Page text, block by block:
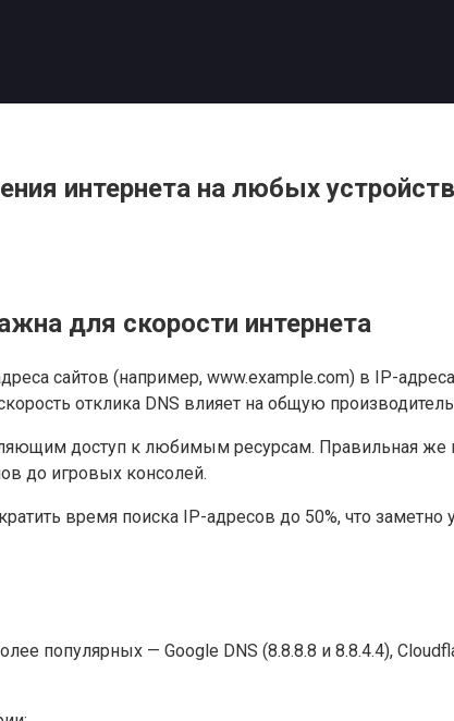
интернета на любых устройств
для скорости интернета
сайтов (например, www.example.com) в IP-
отклика DNS влияет на общую
доступ к любимым ресурсам. Правильная же
до игровых консолей.
время поиска IP-адресов до 50%, что
популярных — Google DNS (8.8.8.8 и 8.8.4.4),